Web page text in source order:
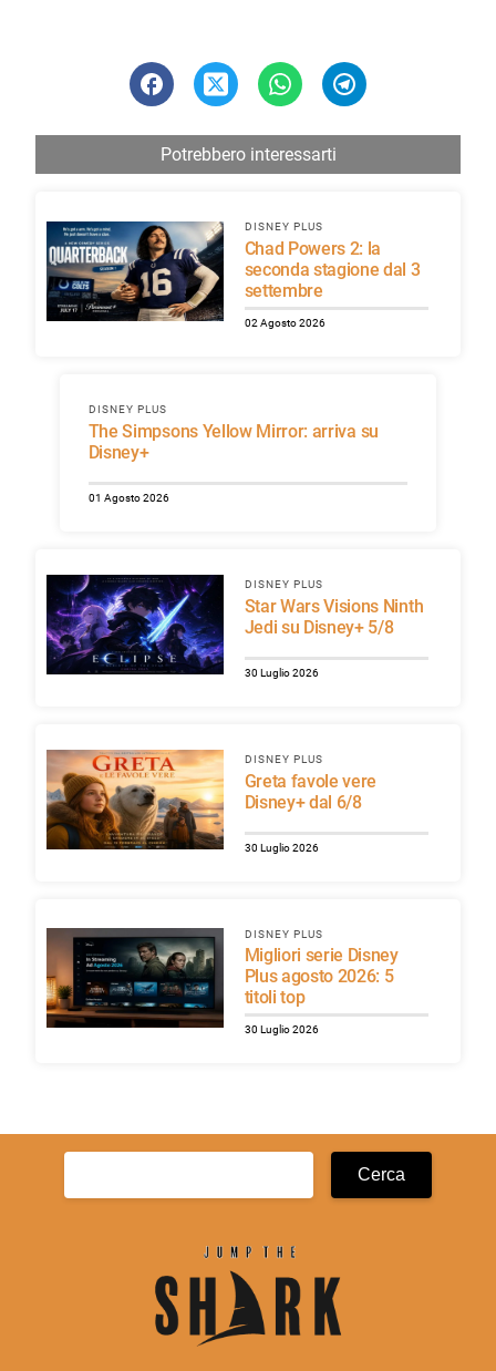
Potrebbero interessarti
DISNEY PLUS
Chad Powers 2: la
seconda stagione dal 3
settembre
02 Agosto 2026
DISNEY PLUS
The Simpsons Yellow Mirror: arriva su
Disney+
01 Agosto 2026
DISNEY PLUS
Star Wars Visions Ninth
Jedi su Disney+ 5/8
30 Luglio 2026
DISNEY PLUS
Greta favole vere
Disney+ dal 6/8
30 Luglio 2026
DISNEY PLUS
Migliori serie Disney
Plus agosto 2026: 5
titoli top
30 Luglio 2026